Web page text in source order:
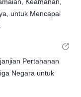
untuk Mencapai
Pertahanan
Negara untuk